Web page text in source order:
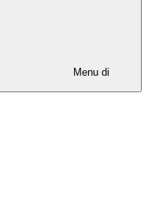
Menu di